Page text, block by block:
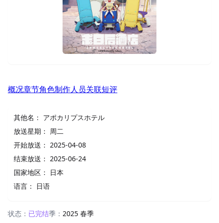
概况章节角色制作人员关联短评
其他名： アポカリプスホテル
放送星期：
周二
开始放送： 2025-04-08
结束放送： 2025-06-24
国家地区：
日本
语言：
日语
状态： 已完结季： 2025 春季